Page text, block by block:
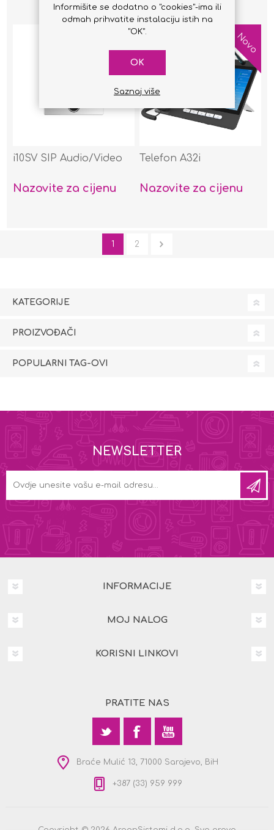
i10SV SIP Audio/Video
Nazovite za cijenu
Novo
Telefon A32i
Nazovite za cijenu
1 2
KATEGORIJE
PROIZVOĐAČI
POPULARNI TAG-OVI
NEWSLETTER
INFORMACIJE
MOJ NALOG
KORISNI LINKOVI
PRATITE NAS
Braće Mulić 13, 71000 Sarajevo, BiH
+387 (33) 959 999
Informišite se dodatno o "cookies"-ima ili
odmah prihvatite instalaciju istih na
"OK".
OK
Saznaj više